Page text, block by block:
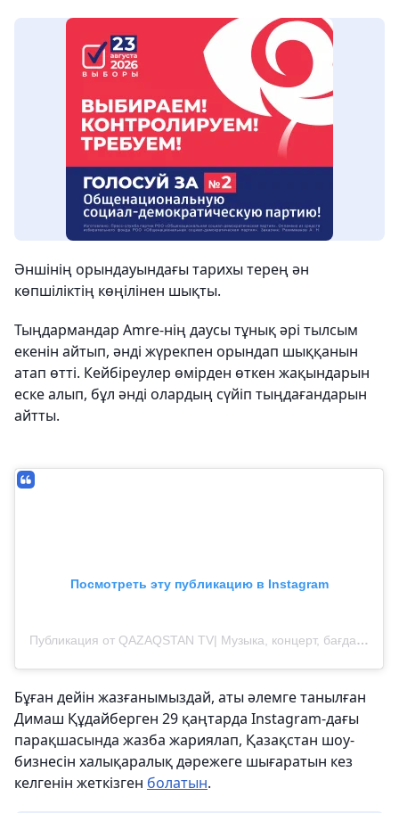
Әншінің орындауындағы тарихы терең ән
көпшіліктің көңілінен шықты.
Тыңдармандар Amre-нің даусы тұнық әрі тылсым
екенін айтып, әнді жүрекпен орындап шыққанын
атап өтті. Кейбіреулер өмірден өткен жақындарын
еске алып, бұл әнді олардың сүйіп тыңдағандарын
айтты.
Посмотреть эту публикацию в Instagram
Публикация от QAZAQSTAN TV| Музыка, концерт, бағдарлама (@qazaqstantv_show)
Бұған дейін жазғанымыздай, аты әлемге танылған
Димаш Құдайберген 29 қаңтарда Instagram-дағы
парақшасында жазба жариялап, Қазақстан шоу-
бизнесін халықаралық дәрежеге шығаратын кез
келгенін жеткізген болатын.